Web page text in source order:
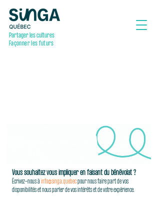
Partager les cultures
Façonner les futurs
Vous souhaitez vous impliquer en faisant du bénévolat ?
Écrivez-nous à info@singa.quebecpour nous faire part de vos
disponibilités et nous parler de vos intérêts et de votre expérience.